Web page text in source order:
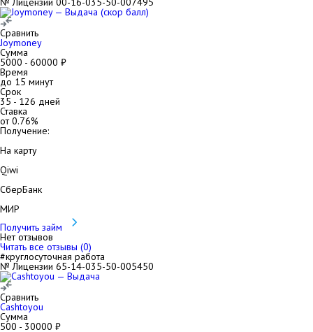
Сравнить
Joymoney
Сумма
5000 - 60000 ₽
Время
до 15 минут
Срок
35 - 126 дней
Ставка
от0.76%
Получение:
На карту
Qiwi
СберБанк
МИР
Получить займ
Нет отзывов
Читать все отзывы (0)
#круглосуточная работа
№ Лицензии 65-14-035-50-005450
Сравнить
Cashtoyou
Сумма
500 - 30000 ₽